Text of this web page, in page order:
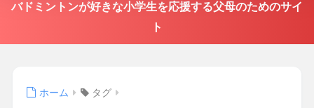
バドミントンが好きな小学生を応援する父母のためのサイ
ト
ホーム タグ